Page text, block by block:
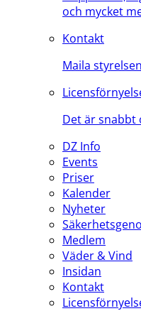
och mycket
Kontakt
Maila
Det är snabbt
DZ Info
Events
Priser
Kalender
Nyheter
Medlem
Väder & Vind
Insidan
Kontakt